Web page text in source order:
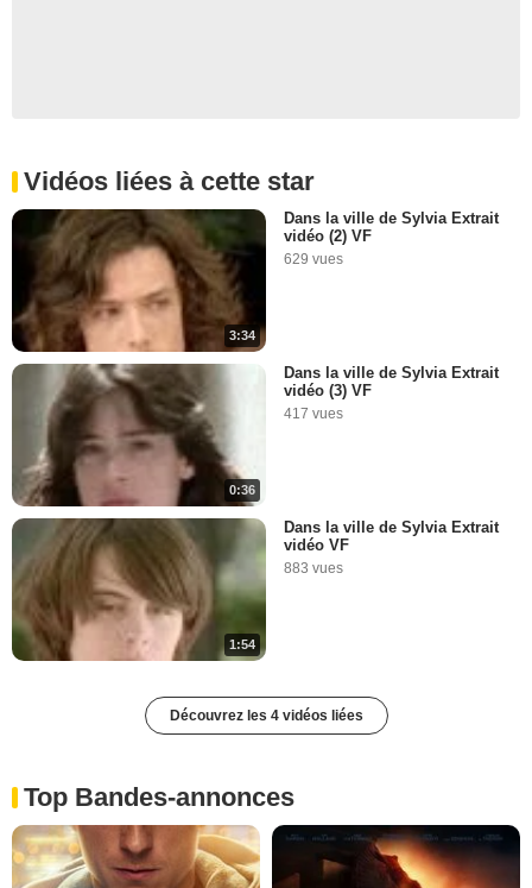
Vidéos liées à cette star
3:34
Dans la ville de Sylvia Extrait
vidéo (2) VF
629 vues
0:36
Dans la ville de Sylvia Extrait
vidéo (3) VF
417 vues
1:54
Dans la ville de Sylvia Extrait
vidéo VF
883 vues
Découvrez les 4 vidéos liées
Top Bandes-annonces